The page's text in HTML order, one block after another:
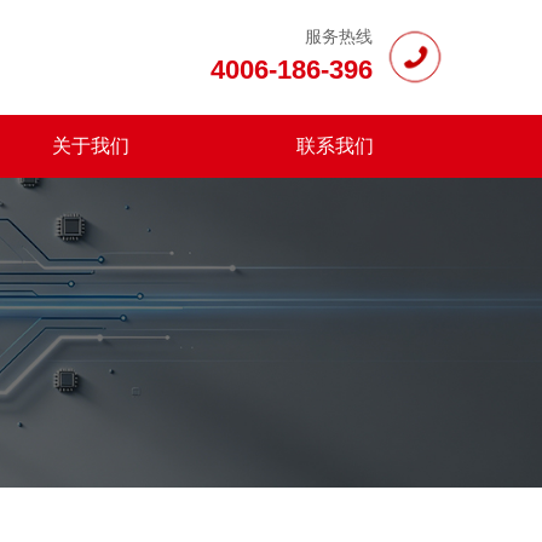
服务热线
4006-186-396
关于我们 联系我们